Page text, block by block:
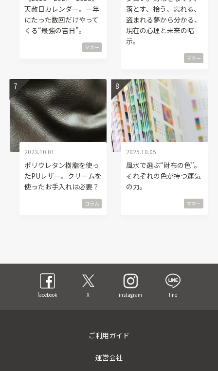
天赦日カレンダー。一年
にたった数回だけやって
くる“最強の吉日”。
マネー
落とす、拾う、忘れる、
盗まれる夢から分かる、
現在の心理と未来の暗
示。
マネー
2023.10.01
ポリウレタン樹脂を使っ
たPUレザー。クリームを
使ったお手入れは必要？
コラム
2025.10.05
風水で選ぶ“財布の色”。
それぞれの色が持つ運気
の力。
マネー
facebook X instagram line
ご利用ガイド
運営会社